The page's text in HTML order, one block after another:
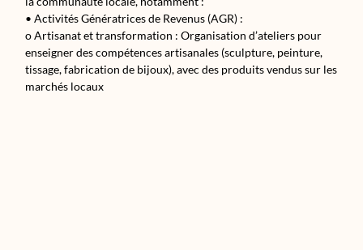
• Activités Génératrices de Revenus (AGR) :
o Artisanat et transformation : Organisation d’ateliers pour
enseigner des compétences artisanales (sculpture, peinture,
tissage, fabrication de bijoux), avec des produits vendus sur les
marchés locaux